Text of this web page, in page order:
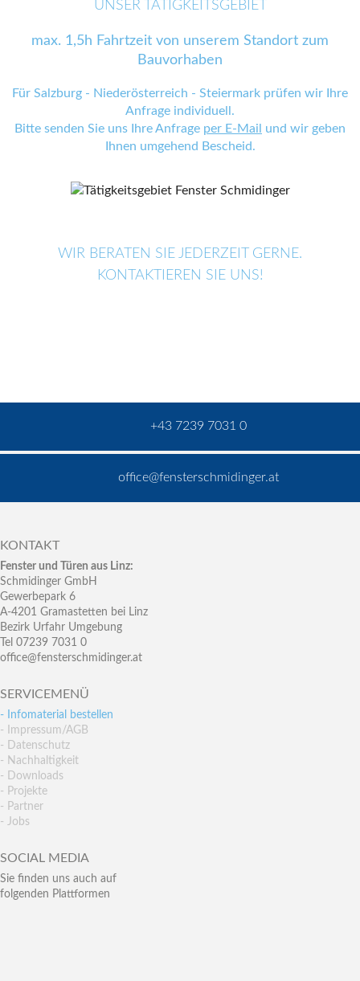
UNSER TÄTIGKEITSGEBIET
max. 1,5h Fahrtzeit von unserem Standort zum
Bauvorhaben
Für Salzburg - Niederösterreich - Steiermark prüfen wir Ihre
Anfrage individuell.
Bitte senden Sie uns Ihre Anfrage per E-Mail
und wir geben
Ihnen umgehend Bescheid.
WIR BERATEN SIE JEDERZEIT GERNE.
KONTAKTIEREN SIE UNS!
+43 7239 7031 0
office@fensterschmidinger.at
KONTAKT
Fenster und Türen aus Linz:
Schmidinger GmbH
Gewerbepark 6
A-4201 Gramastetten bei Linz
Bezirk Urfahr Umgebung
Tel 07239 7031 0
office@fensterschmidinger.at
SERVICEMENÜ
- Infomaterial bestellen
- Impressum/AGB
- Datenschutz
- Nachhaltigkeit
- Downloads
- Projekte
- Partner
- Jobs
SOCIAL MEDIA
Sie finden uns auch auf
folgenden Plattformen